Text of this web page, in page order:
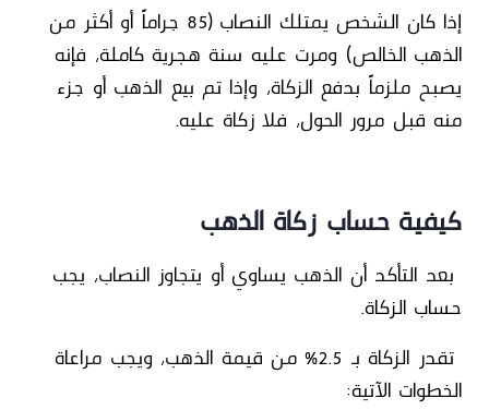
إذا كان الشخص يمتلك النصاب (85 جراماً أو أكثر من
الذهب الخالص) ومرت عليه سنة هجرية كاملة، فإنه
يصبح ملزماً بدفع الزكاة، وإذا تم بيع الذهب أو جزء
منه قبل مرور الحول، فلا زكاة عليه.
كيفية حساب زكاة الذهب
بعد التأكد أن الذهب يساوي أو يتجاوز النصاب، يجب
حساب الزكاة.
تقدر الزكاة بـ 2.5% من قيمة الذهب، ويجب مراعاة
الخطوات الآتية: